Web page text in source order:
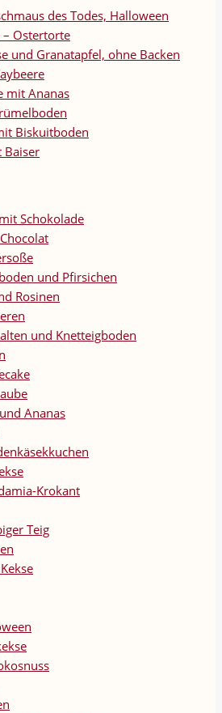
des Todes, Halloween
Ostertorte
und Granatapfel, ohne Backen
mit Ananas
Biskuitboden
Baiser
Schokolade
und Pfirsichen
Rosinen
und Knetteigboden
Ananas
Krokant
Teig